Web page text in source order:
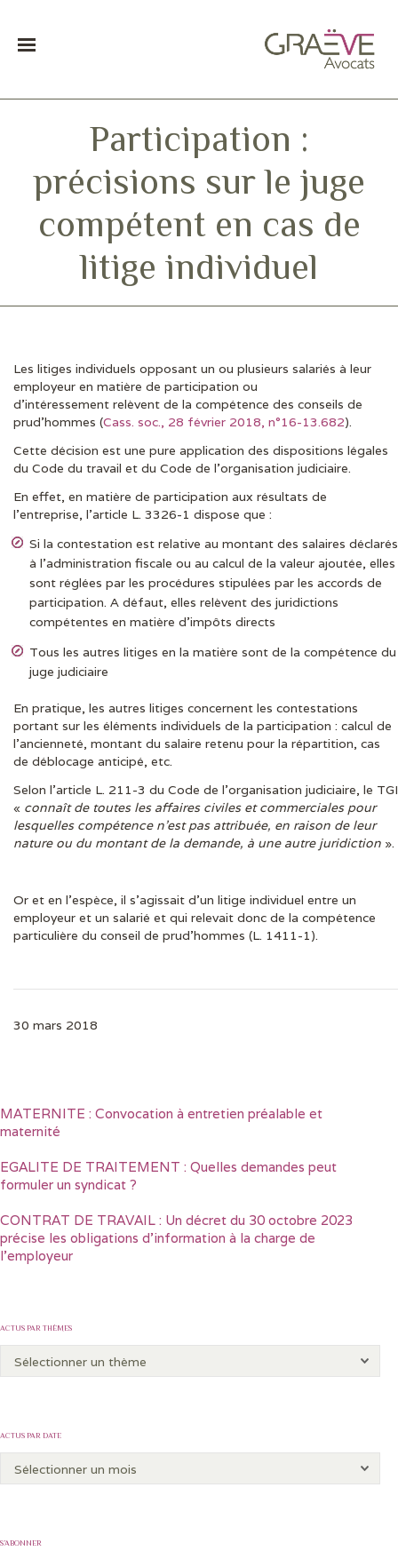
Participation :
précisions sur le juge
compétent en cas de
litige individuel
Les litiges individuels opposant un ou plusieurs salariés à leur
employeur en matière de participation ou
d’intéressement relèvent de la compétence des conseils de
prud’hommes (Cass. soc., 28 février 2018, n°16-13.682).
Cette décision est une pure application des dispositions légales
du Code du travail et du Code de l’organisation judiciaire.
En effet, en matière de participation aux résultats de
l’entreprise, l’article L. 3326-1 dispose que :
Si la contestation est relative au montant des salaires déclarés
à l’administration fiscale ou au calcul de la valeur ajoutée, elles
sont réglées par les procédures stipulées par les accords de
participation. A défaut, elles relèvent des juridictions
compétentes en matière d’impôts directs
Tous les autres litiges en la matière sont de la compétence du
juge judiciaire
En pratique, les autres litiges concernent les contestations
portant sur les éléments individuels de la participation : calcul de
l’ancienneté, montant du salaire retenu pour la répartition, cas
de déblocage anticipé, etc.
Selon l’article L. 211-3 du Code de l’organisation judiciaire, le TGI
« connaît de toutes les affaires civiles et commerciales pour
lesquelles compétence n’est pas attribuée, en raison de leur
nature ou du montant de la demande, à une autre juridiction ».
Or et en l’espèce, il s’agissait d’un litige individuel entre un
employeur et un salarié et qui relevait donc de la compétence
particulière du conseil de prud’hommes (L. 1411-1).
30 mars 2018
DERNIÈRES ACTUS
MATERNITE : Convocation à entretien préalable et
maternité
EGALITE DE TRAITEMENT : Quelles demandes peut
formuler un syndicat ?
CONTRAT DE TRAVAIL : Un décret du 30 octobre 2023
précise les obligations d’information à la charge de
l’employeur
ACTUS PAR THÈMES
ACTUS PAR DATE
S’ABONNER